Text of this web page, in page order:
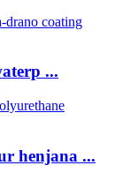
...
henjana ...